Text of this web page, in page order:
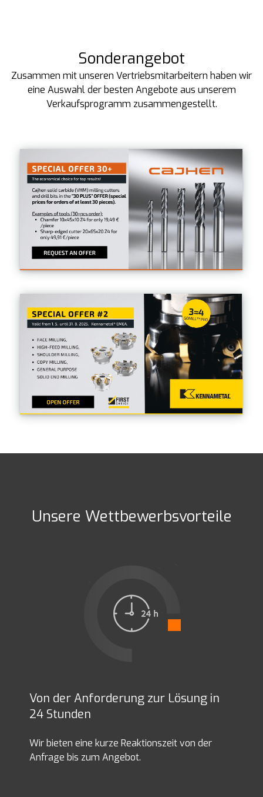
Sonderangebot
Zusammen mit unseren Vertriebsmitarbeitern haben wir
eine Auswahl der besten Angebote aus unserem
Verkaufsprogramm zusammengestellt.
Unsere Wettbewerbsvorteile
Von der Anforderung zur Lösung in
24 Stunden
Wir bieten eine kurze Reaktionszeit von der
Anfrage bis zum Angebot.